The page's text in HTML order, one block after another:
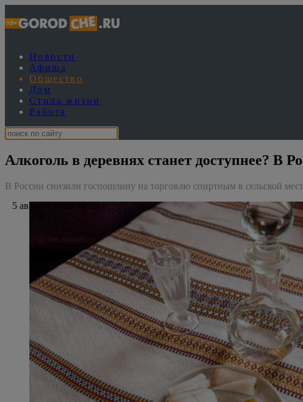
Новости
Афиша
Общество
Дом
Стиль жизни
Работа
Алкоголь в деревнях станет доступнее? В
В России снизили госпошлину на торговлю спиртным в сельской
5 августа 2025, 08:25